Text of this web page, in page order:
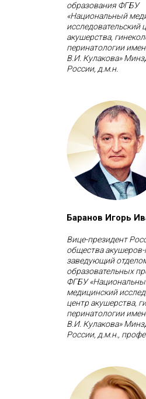
образования ФГБУ
«Национальный
исследовательский
акушерства,
перинатологии
В.И. Кулакова»
России, д.м.н.
Баранов Игорь
Вице-президент
общества акушеров-
заведующий
образовательных
ФГБУ
медицинский
центр акушерства,
перинатологии
В.И. Кулакова»
России, д.м.н.,